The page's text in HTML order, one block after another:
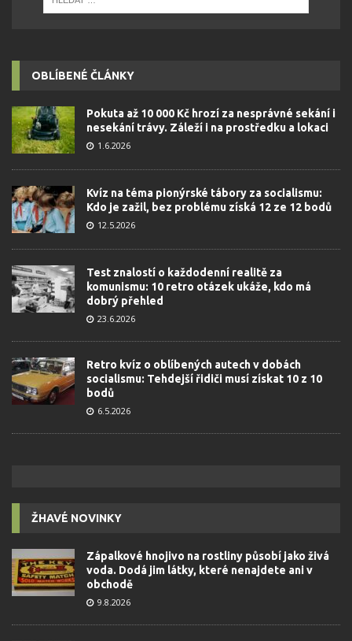
OBLÍBENÉ ČLÁNKY
Pokuta až 10 000 Kč hrozí za nesprávné sekání i
nesekání trávy. Záleží i na prostředku a lokaci
1.6.2026
Kvíz na téma pionýrské tábory za socialismu:
Kdo je zažil, bez problému získá 12 ze 12 bodů
12.5.2026
Test znalostí o každodenní realitě za
komunismu: 10 retro otázek ukáže, kdo má
dobrý přehled
23.6.2026
Retro kvíz o oblíbených autech v dobách
socialismu: Tehdejší řidiči musí získat 10 z 10
bodů
6.5.2026
ŽHAVÉ NOVINKY
Zápalkové hnojivo na rostliny působí jako živá
voda. Dodá jim látky, které nenajdete ani v
obchodě
9.8.2026